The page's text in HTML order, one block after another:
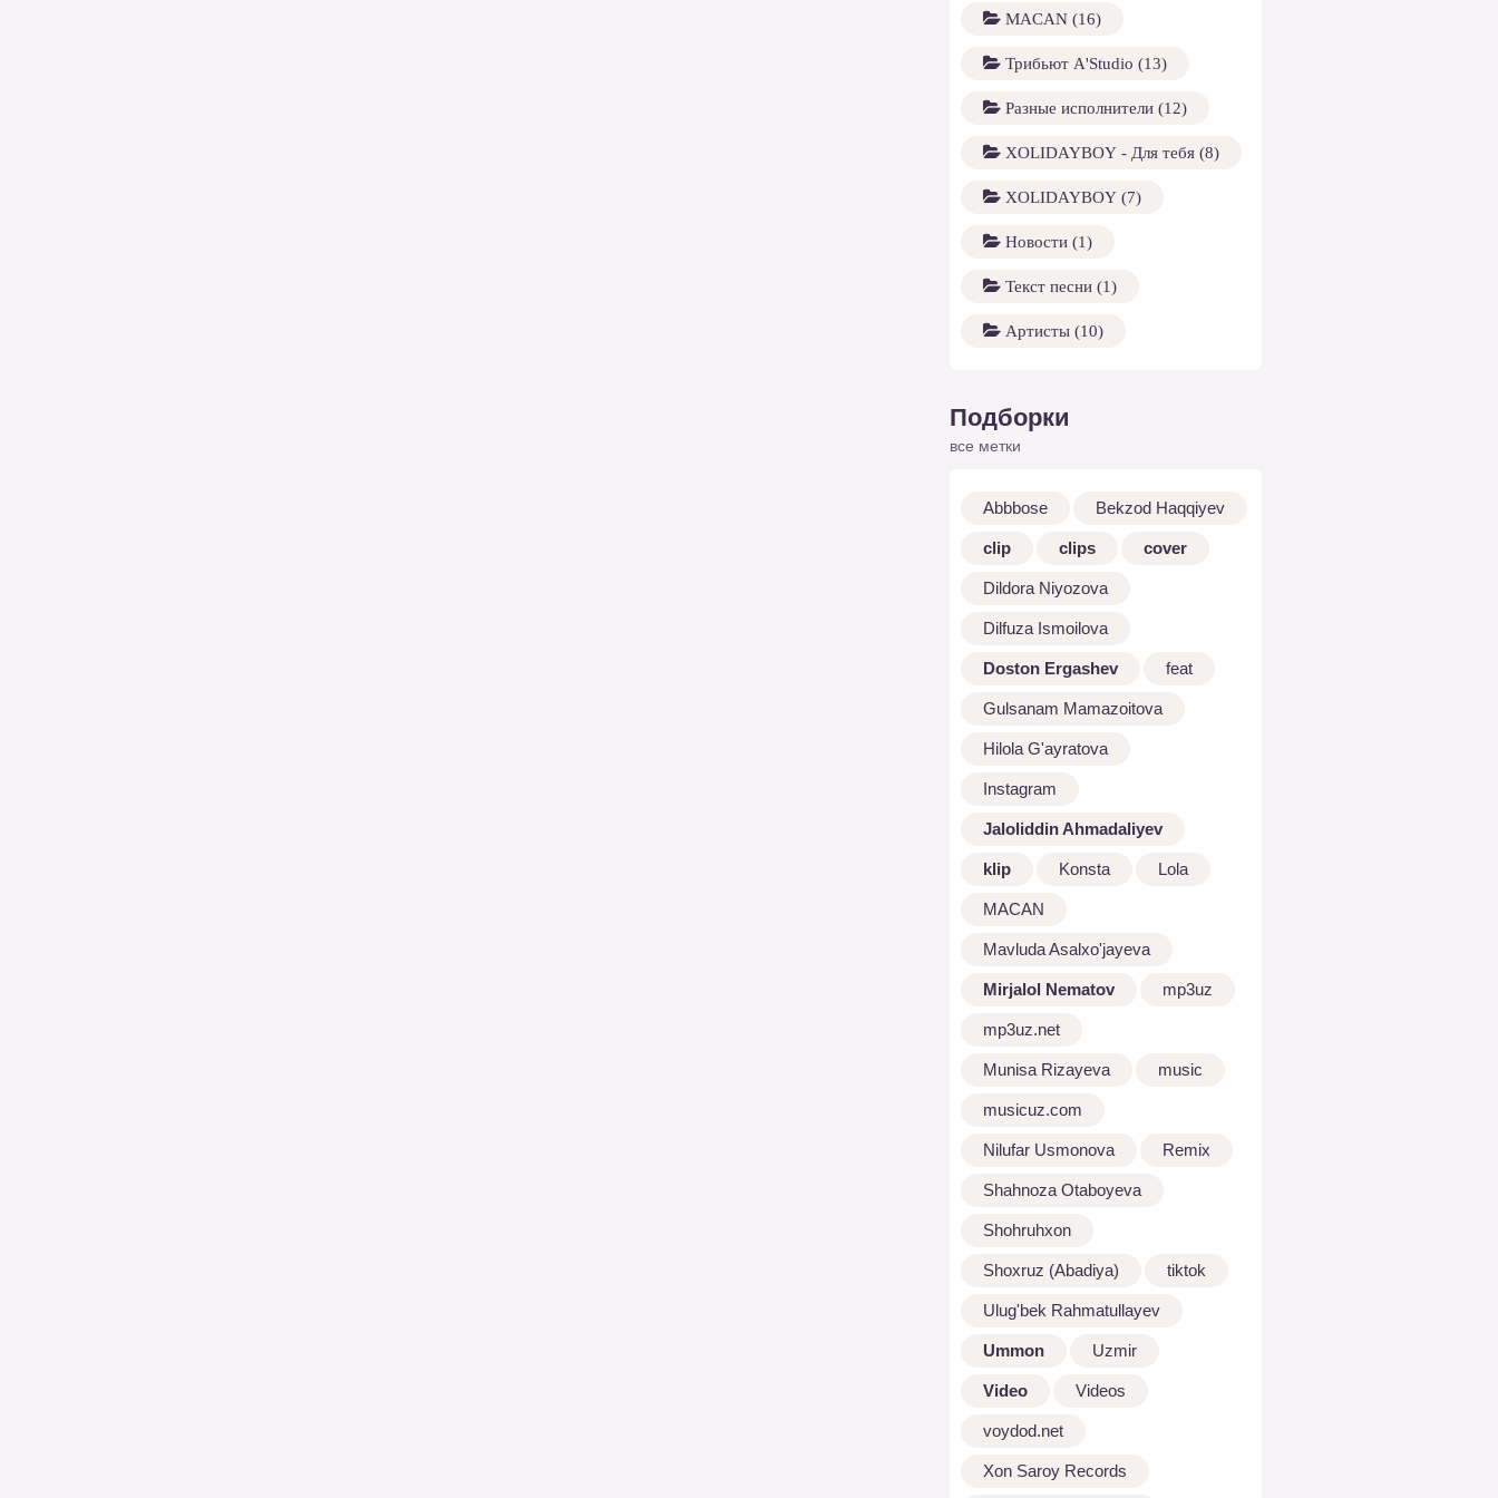
MACAN (16)
Трибьют A'Studio (13)
Разные исполнители (12)
XOLIDAYBOY - Для тебя (8)
XOLIDAYBOY (7)
Новости (1)
Текст песни (1)
Артисты (10)
Подборки
все метки
Abbbose Bekzod Haqqiyev
clip clips cover
Dildora Niyozova
Dilfuza Ismoilova
Doston Ergashev feat
Gulsanam Mamazoitova
Hilola G'ayratova
Instagram
Jaloliddin Ahmadaliyev
klip Konsta Lola
MACAN
Mavluda Asalxo'jayeva
Mirjalol Nematov mp3uz
mp3uz.net
Munisa Rizayeva music
musicuz.com
Nilufar Usmonova Remix
Shahnoza Otaboyeva
Shohruhxon
Shoxruz (Abadiya) tiktok
Ulug'bek Rahmatullayev
Ummon Uzmir
Video Videos
voydod.net
Xon Saroy Records